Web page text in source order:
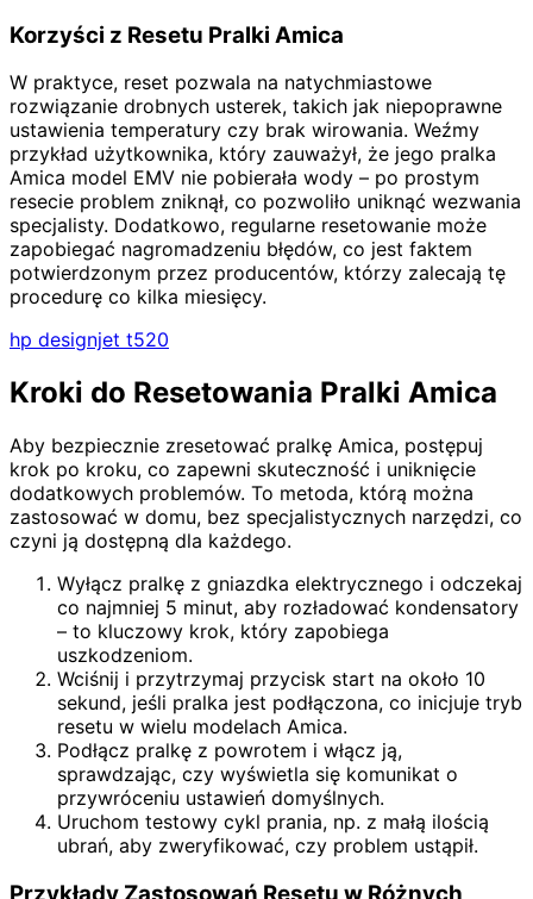
Korzyści z Resetu Pralki Amica
W praktyce, reset pozwala na natychmiastowe
rozwiązanie drobnych usterek, takich jak niepoprawne
ustawienia temperatury czy brak wirowania. Weźmy
przykład użytkownika, który zauważył, że jego pralka
Amica model EMV nie pobierała wody – po prostym
resecie problem zniknął, co pozwoliło uniknąć wezwania
specjalisty. Dodatkowo, regularne resetowanie może
zapobiegać nagromadzeniu błędów, co jest faktem
potwierdzonym przez producentów, którzy zalecają tę
procedurę co kilka miesięcy.
hp designjet t520
Kroki do Resetowania Pralki Amica
Aby bezpiecznie zresetować pralkę Amica, postępuj
krok po kroku, co zapewni skuteczność i uniknięcie
dodatkowych problemów. To metoda, którą można
zastosować w domu, bez specjalistycznych narzędzi, co
czyni ją dostępną dla każdego.
Wyłącz pralkę z gniazdka elektrycznego i odczekaj
co najmniej 5 minut, aby rozładować kondensatory
– to kluczowy krok, który zapobiega
uszkodzeniom.
Wciśnij i przytrzymaj przycisk start na około 10
sekund, jeśli pralka jest podłączona, co inicjuje tryb
resetu w wielu modelach Amica.
Podłącz pralkę z powrotem i włącz ją,
sprawdzając, czy wyświetla się komunikat o
przywróceniu ustawień domyślnych.
Uruchom testowy cykl prania, np. z małą ilością
ubrań, aby zweryfikować, czy problem ustąpił.